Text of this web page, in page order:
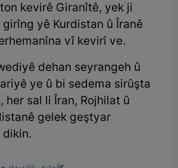
kevirê Giranîtê, yek ji
yê Kurdistan û Îranê
vî kevirî ve.
dehan seyrangeh û
ye û bi sedema sirûşta
her sal li Îran, Rojhilat û
gelek geştyar
dikin.